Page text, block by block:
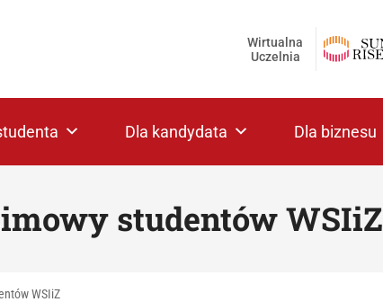
Wirtualna
Uczelnia
Dla kandydata Dla biznesu
studentów WSIiZ
WSIiZ